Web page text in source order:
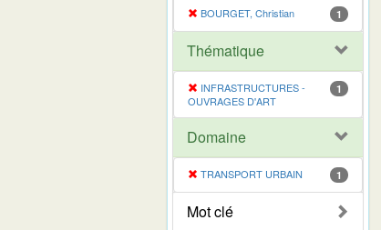
BOURGET, Christian 1
Thématique
INFRASTRUCTURES -
OUVRAGES D'ART
1
Domaine
TRANSPORT URBAIN 1
Mot clé